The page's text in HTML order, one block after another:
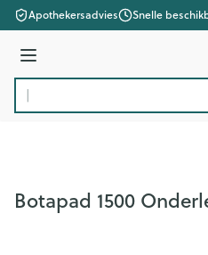
Ga naar de inhoud
Apothekersadvies Snelle
Menu
Product, merk, categorie...
Botapad 1500